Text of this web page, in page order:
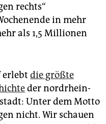
rechts“
in mehr
als 1,5 Millionen
erlebt die größte
der nordrhein-
Unter dem Motto
nicht. Wir schauen